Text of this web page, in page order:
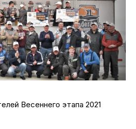
Весеннего этапа 2021